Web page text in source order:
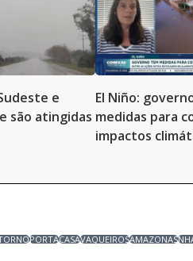
e
são atingidas
El Niño:
medidas para
impactos
PORTACASAVAQUEIROSAMAZONAS